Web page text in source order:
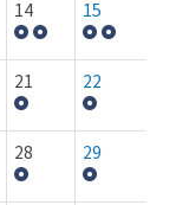
14 15
21 22
28 29